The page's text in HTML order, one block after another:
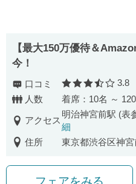
【最⼤150万優待＆
今！
口コミ 口コ
3.8
人数
着席：10名 ～
アクセス
明治神宮前駅 (表
細
住所
東京都渋谷区神
フェアをみる